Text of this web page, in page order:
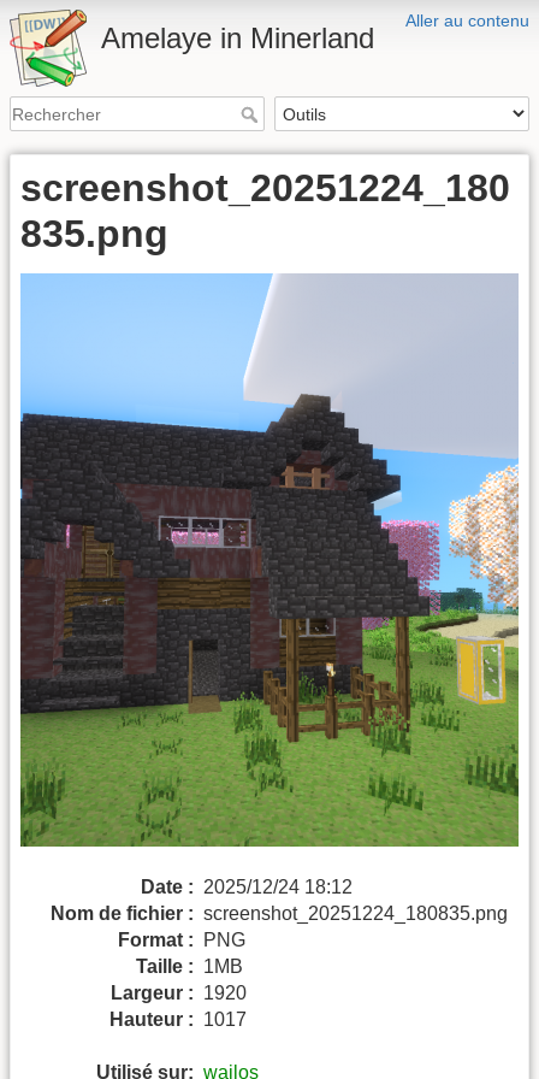
Aller au contenu
Amelaye in Minerland
screenshot_20251224_180
835.png
Date : 2025/12/24 18:12
Nom de fichier : screenshot_20251224_180835.png
Format :
PNG
Taille : 1MB
Largeur : 1920
Hauteur : 1017
Utilisé sur: wailos